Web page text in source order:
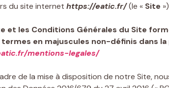
du site internet https://eatic.fr/(le « Site
et les Conditions Générales du Site
termes en majuscules non-définis dans
mentions-legales/
de la mise à disposition de notre Site,